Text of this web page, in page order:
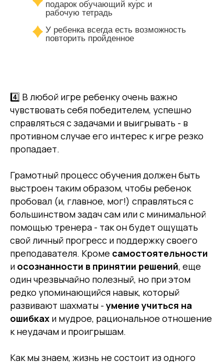
подарок обучающий курс и
рабочую тетрадь
У ребенка всегда есть возможность
повторить пройденное
4️⃣ В любой игре ребенку очень важно
чувствовать себя победителем, успешно
справляться с задачами и выигрывать - в
противном случае его интерес к игре резко
пропадает.
Грамотный процесс обучения должен быть
выстроен таким образом, чтобы ребенок
пробовал (и, главное, мог!) справляться с
большинством задач сам или с минимальной
помощью тренера - так он будет ощущать
свой личный прогресс и поддержку своего
преподавателя. Кроме самостоятельности
и осознанности в принятии решений, еще
один чрезвычайно полезный, но при этом
редко упоминающийся навык, который
развивают шахматы - умение учиться на
ошибках и мудрое, рациональное отношение
к неудачам и проигрышам.
Как мы знаем, жизнь не состоит из одного